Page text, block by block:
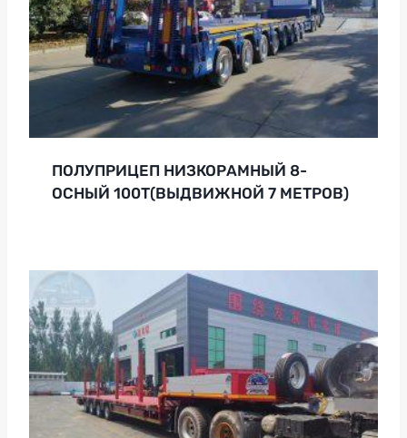
ПОЛУПРИЦЕП НИЗКОРАМНЫЙ 8-
ОСНЫЙ 100Т(ВЫДВИЖНОЙ 7 МЕТРОВ)